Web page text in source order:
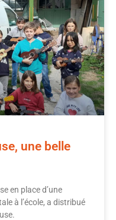
une belle
en place d’une
à l’école, a distribué